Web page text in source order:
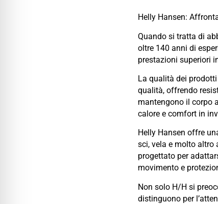
Helly Hansen:
Quando si tratta di
oltre 140 anni di
prestazioni superiori
La qualità dei
qualità, offrendo
mantengono il corpo
calore e comfort in
Helly Hansen offre
sci, vela e molto altro
progettato per
movimento e
Non solo H/H si
distinguono per